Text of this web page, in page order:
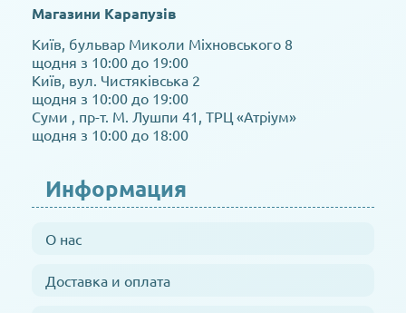
Магазини Карапузів
Київ, бульвар Миколи Міхновського 8
щодня з 10:00 до 19:00
Київ, вул. Чистяківська 2
щодня з 10:00 до 19:00
Суми , пр-т. М. Лушпи 41, ТРЦ «Атріум»
щодня з 10:00 до 18:00
Информация
О нас
Доставка и оплата